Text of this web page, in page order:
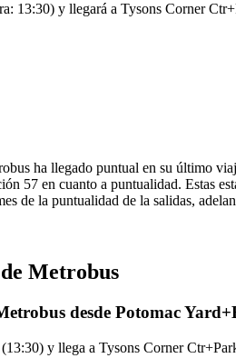
13:30) y llegará a Tysons Corner
ha llegado puntual en su último
57 en cuanto a puntualidad. Estas
de la puntualidad de la salidas,
Metrobus
desde Potomac
y llega a Tysons Corner